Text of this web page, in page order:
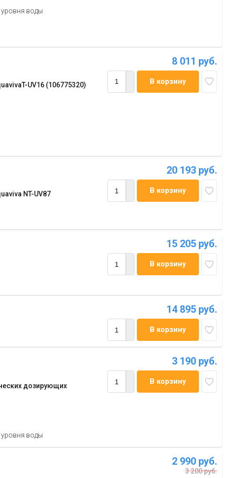
воды
UV16 (106775320)
8 011 руб.
В корзину
NT-UV87
20 193 руб.
В корзину
15 205 руб.
В корзину
14 895 руб.
В корзину
дозирующих
воды
3 190 руб.
В корзину
2 990 руб.
3 200 руб.